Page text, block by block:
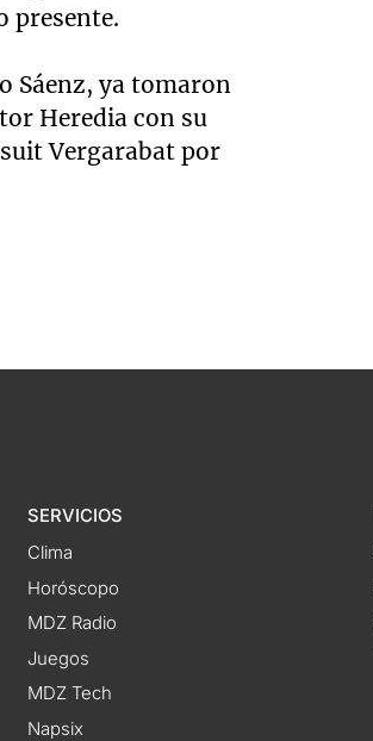
presente.
Sáenz, ya tomaron
Heredia con su
Vergarabat por
SERVICIOS
Clima
Horóscopo
MDZ Radio
Juegos
MDZ Tech
Napsix